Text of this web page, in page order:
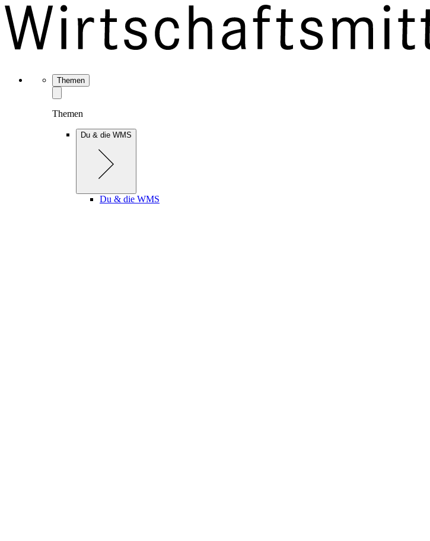
Themen
Themen
Du & die WMS
Du & die WMS